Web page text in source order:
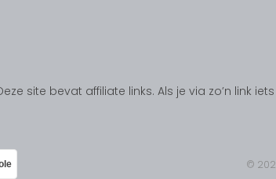
site bevat affiliate links. Als je via zo’n link
©